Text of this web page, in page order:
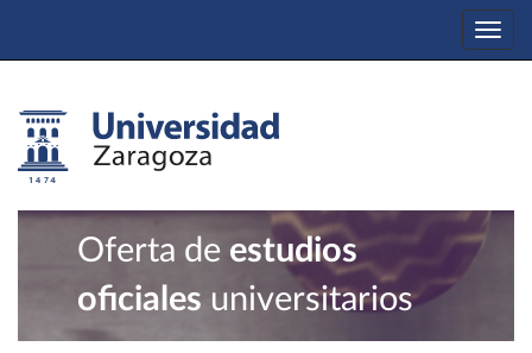
Oferta de estudios
oficiales universitarios